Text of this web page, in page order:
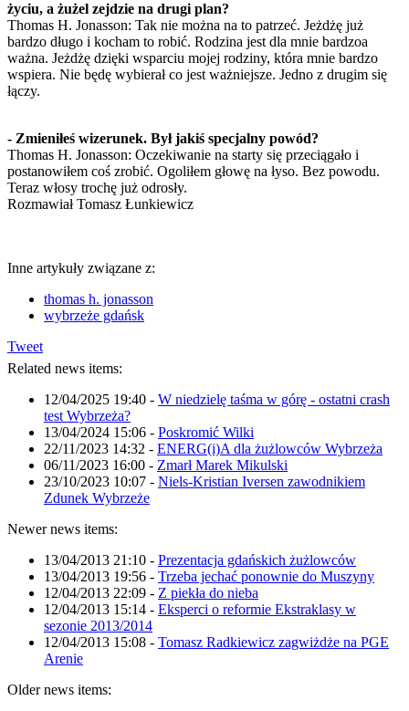
życiu, a żużel zejdzie na drugi plan?
Thomas H. Jonasson: Tak nie można na to patrzeć. Jeżdżę już
bardzo długo i kocham to robić. Rodzina jest dla mnie bardzoa
ważna. Jeżdżę dzięki wsparciu mojej rodziny, która mnie bardzo
wspiera. Nie będę wybierał co jest ważniejsze. Jedno z drugim się
łączy.
- Zmieniłeś wizerunek. Był jakiś specjalny powód?
Thomas H. Jonasson: Oczekiwanie na starty się przeciągało i
postanowiłem coś zrobić. Ogoliłem głowę na łyso. Bez powodu.
Teraz włosy trochę już odrosły.
Rozmawiał Tomasz Łunkiewicz
Inne artykuły związane z:
thomas h. jonasson
wybrzeże gdańsk
Tweet
Related news items:
12/04/2025 19:40 - W niedzielę taśma w górę - ostatni crash
test Wybrzeża?
13/04/2024 15:06 - Poskromić Wilki
22/11/2023 14:32 - ENERG(i)A dla żużlowców Wybrzeża
06/11/2023 16:00 - Zmarł Marek Mikulski
23/10/2023 10:07 - Niels-Kristian Iversen zawodnikiem
Zdunek Wybrzeże
Newer news items:
13/04/2013 21:10 - Prezentacja gdańskich żużlowców
13/04/2013 19:56 - Trzeba jechać ponownie do Muszyny
12/04/2013 22:09 - Z piekła do nieba
12/04/2013 15:14 - Eksperci o reformie Ekstraklasy w
sezonie 2013/2014
12/04/2013 15:08 - Tomasz Radkiewicz zagwiżdże na PGE
Arenie
Older news items: